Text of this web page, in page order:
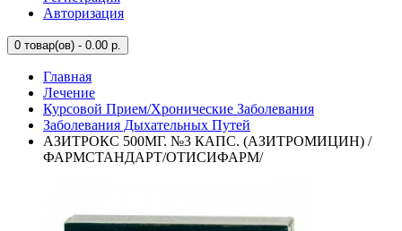
Авторизация
0 товар(ов) - 0.00 р.
Главная
Лечение
Курсовой Прием/Хронические Заболевания
Заболевания Дыхательных Путей
АЗИТРОКС 500МГ. №3 КАПС. (АЗИТРОМИЦИН) /
ФАРМСТАНДАРТ/ОТИСИФАРМ/